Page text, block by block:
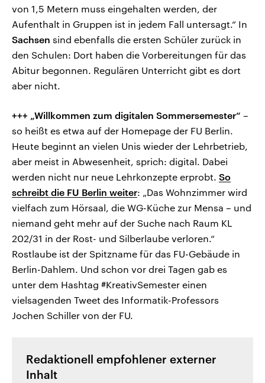
von 1,5 Metern muss eingehalten werden, der
Aufenthalt in Gruppen ist in jedem Fall untersagt.“ In
Sachsen sind ebenfalls die ersten Schüler zurück in
den Schulen: Dort haben die Vorbereitungen für das
Abitur begonnen. Regulären Unterricht gibt es dort
aber nicht.
+++ „Willkommen zum digitalen Sommersemester“ –
so heißt es etwa auf der Homepage der FU Berlin.
Heute beginnt an vielen Unis wieder der Lehrbetrieb,
aber meist in Abwesenheit, sprich: digital. Dabei
werden nicht nur neue Lehrkonzepte erprobt. So
schreibt die FU Berlin weiter: „Das Wohnzimmer wird
vielfach zum Hörsaal, die WG-Küche zur Mensa – und
niemand geht mehr auf der Suche nach Raum KL
202/31 in der Rost- und Silberlaube verloren.“
Rostlaube ist der Spitzname für das FU-Gebäude in
Berlin-Dahlem. Und schon vor drei Tagen gab es
unter dem Hashtag #KreativSemester einen
vielsagenden Tweet des Informatik-Professors
Jochen Schiller von der FU.
Redaktionell empfohlener externer
Inhalt